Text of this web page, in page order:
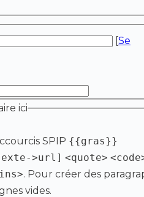
[Se
ici
SPIP {{gras}}
>url] <quote>
. Pour créer des
vides.